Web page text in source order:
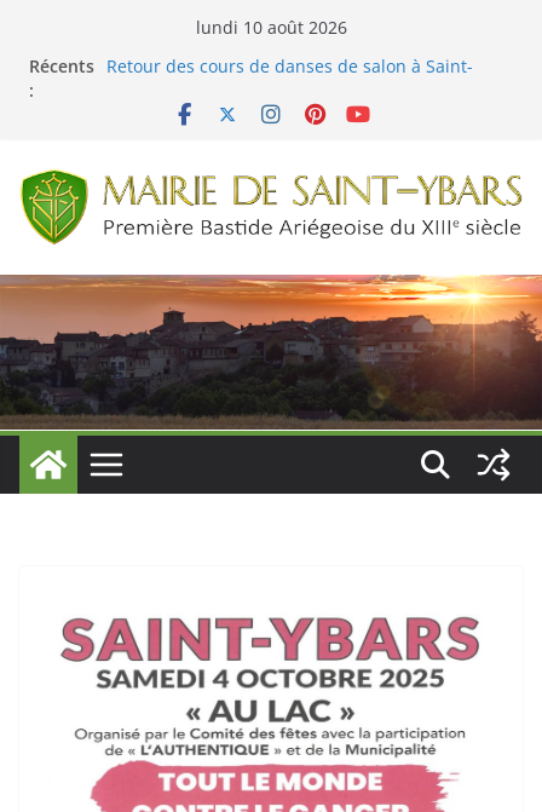
contenu
lundi 10 août 2026
Récents
:
Retour des cours de danses de salon à Saint-